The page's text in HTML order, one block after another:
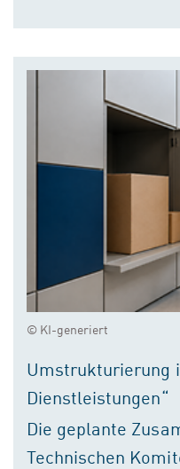
© KI-generiert
Umstrukturierung
Dienstleistungen“
Die geplante
Technischen